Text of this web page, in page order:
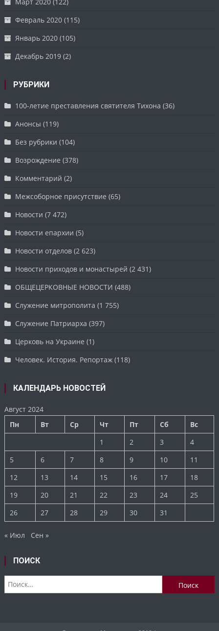
Февраль 2020 (115)
Январь 2020 (105)
Декабрь 2019 (2)
РУБРИКИ
100-летие преставления святителя Тихона (36)
Анонсы (119)
Без рубрики (104)
Возрождение (378)
Комментарий (2)
Межсоборное присутствие (65)
Новости (7 472)
Новости епархии (5)
Новости отделов (2 623)
Новости приходов и монастырей (2 431)
ОБЩЕЦЕРКОВНЫЕ НОВОСТИ (488)
Служение митрополита (1 755)
Служение Патриарха (397)
Церковь на Украине (1)
Человек. История. Репортаж (118)
КАЛЕНДАРЬ НОВОСТЕЙ
Август 2024
Пн
Вт Ср Чт Пт Сб
Вс
1
2 3
4
5
6 7 8 9 10
11
12
13 14 15 16 17
18
19
20 21 22 23 24
25
26
27 28 29 30 31
« Июл Сен »
ПОИСК
Найти: